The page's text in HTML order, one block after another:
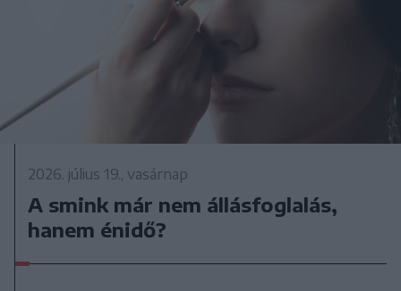
2026. július 19., vasárnap
A smink már nem állásfoglalás,
hanem énidő?